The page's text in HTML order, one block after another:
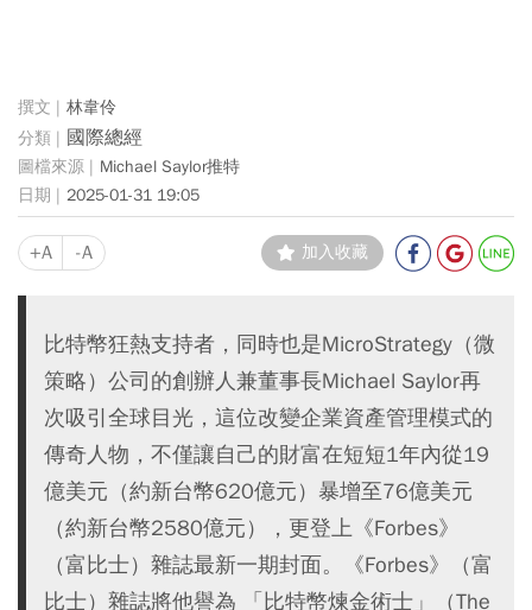
林韋伶
國際總經
Michael Saylor推特
2025-01-31 19:05
+A -A 加入收藏
比特幣狂熱支持者，同時也是MicroStrategy（微
策略）公司的創辦人兼董事長Michael Saylor再
次吸引全球目光，這位改變企業資產管理模式的
傳奇人物，不僅讓自己的財富在短短1年內從19
億美元（約新台幣620億元）暴增至76億美元
（約新台幣2580億元），更登上《Forbes》
（富比士）雜誌最新一期封面。《Forbes》（富
比士）雜誌將他譽為 「比特幣煉金術士」（The